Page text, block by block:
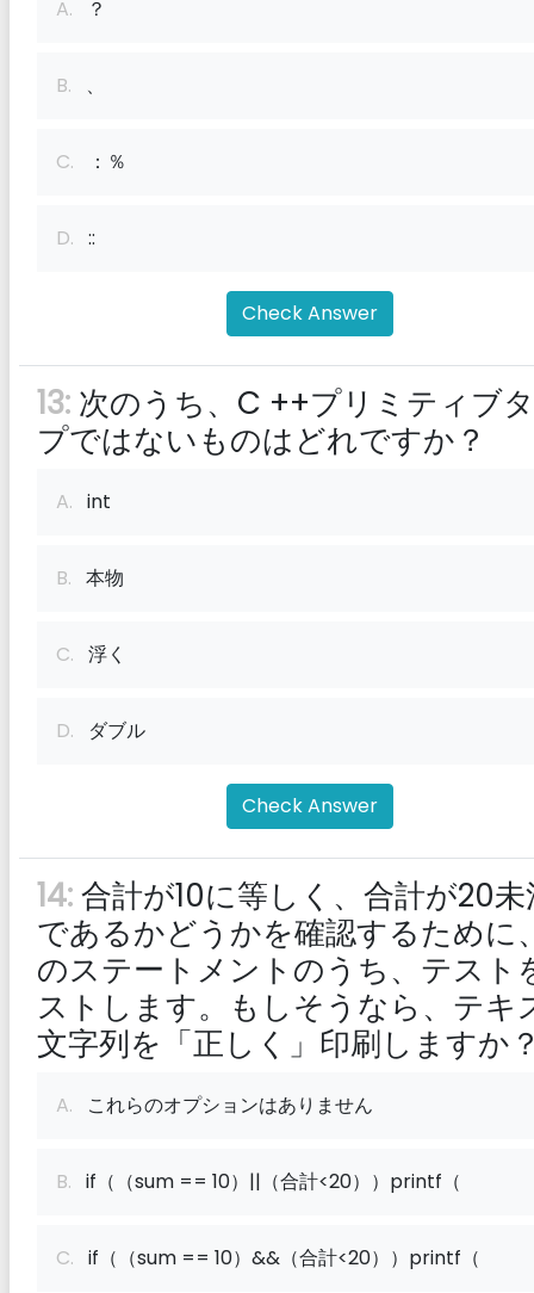
A. ？
B. 、
C. ：％
D. ::
Check Answer
13: 次のうち、C ++プリミティブ
プではないものはどれですか？
A. int
B. 本物
C. 浮く
D. ダブル
Check Answer
14:合計が10に等しく、合計が20未
であるかどうかを確認するために
のステートメントのうち、テスト
ストします。もしそうなら、テキ
文字列を「正しく」印刷しますか
A. これらのオプションはありません
B. if（（sum == 10）||（合計<20））printf（
C. if（（sum == 10）&&（合計<20））printf（